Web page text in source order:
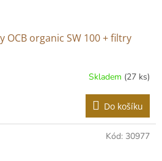
OCB organic SW 100 + filtry
Skladem (27 ks)
Do košíku
Kód: 30977